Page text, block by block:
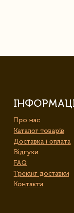
Про нас
Каталог товарів
Доставка і оплата
Відгуки
FAQ
Трекінг доставки
Контакти